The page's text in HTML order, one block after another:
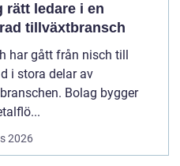
rätt ledare i en
tillväxtbransch
har gått från nisch till
i stora delar av
Bolag bygger
2026